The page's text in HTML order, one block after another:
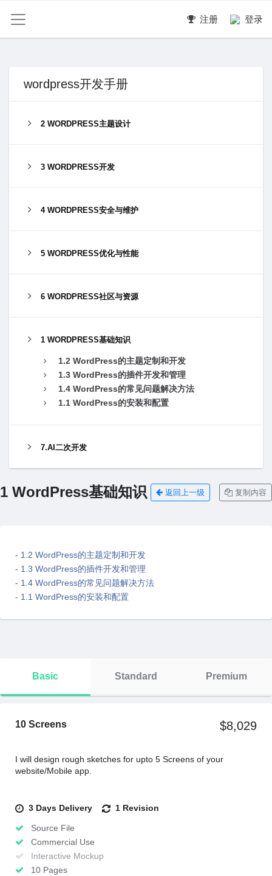
注册 登录
wordpress开发手册
2 WORDPRESS主题设计
3 WORDPRESS开发
4 WORDPRESS安全与维护
5 WORDPRESS优化与性能
6 WORDPRESS社区与资源
1 WORDPRESS基础知识
1.2 WordPress的主题定制和开发
1.3 WordPress的插件开发和管理
1.4 WordPress的常见问题解决⽅法
1.1 WordPress的安装和配置
7.AI二次开发
1 WordPress基础知识 返回上一级 复制内容
- 1.2 WordPress的主题定制和开发
- 1.3 WordPress的插件开发和管理
- 1.4 WordPress的常见问题解决⽅法
- 1.1 WordPress的安装和配置
Basic Standard Premium
10 Screens $8,029
I will design rough sketches for upto 5 Screens of your
website/Mobile app.
3 Days Delivery 1 Revision
Source File
Commercial Use
Interactive Mockup
10 Pages